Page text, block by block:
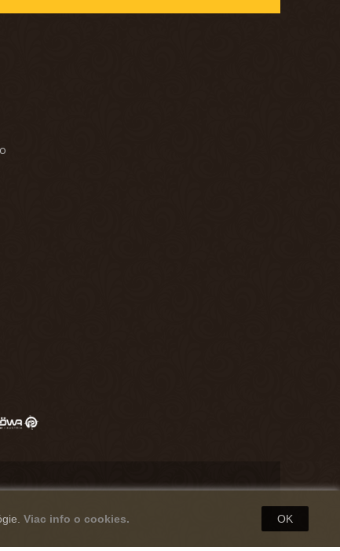
Viac info o cookies. OK